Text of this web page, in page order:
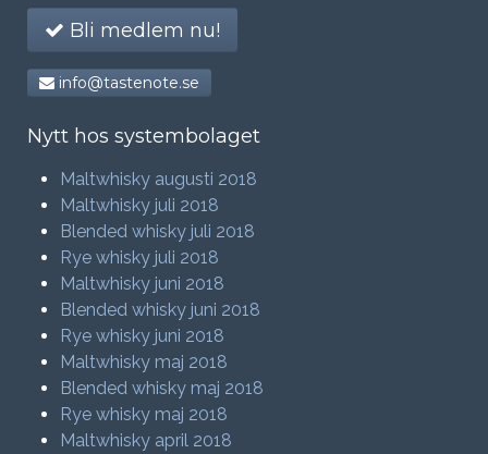
Bli medlem nu!
info@tastenote.se
Nytt hos systembolaget
Maltwhisky augusti 2018
Maltwhisky juli 2018
Blended whisky juli 2018
Rye whisky juli 2018
Maltwhisky juni 2018
Blended whisky juni 2018
Rye whisky juni 2018
Maltwhisky maj 2018
Blended whisky maj 2018
Rye whisky maj 2018
Maltwhisky april 2018